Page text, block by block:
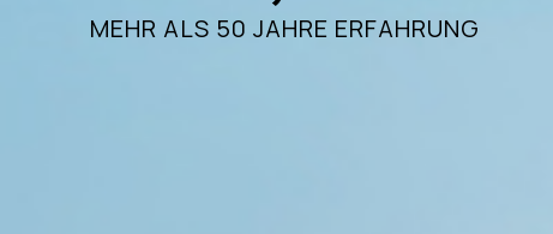
MEHR ALS 50 JAHRE ERFAHRUNG